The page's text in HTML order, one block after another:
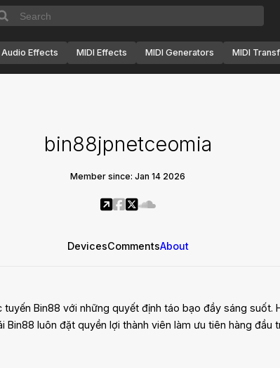
Audio Effects MIDI Effects MIDI Generators MIDI
bin88jpnetceomia
Member since: Jan 14 2026
DevicesCommentsAbout
Bin88 với những quyết định táo bạo đầy sáng suốt.
luôn đặt quyền lợi thành viên làm ưu tiên hàng đầu